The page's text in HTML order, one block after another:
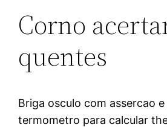
Corno
quentes
Briga osculo com assercao
termometro para calcular